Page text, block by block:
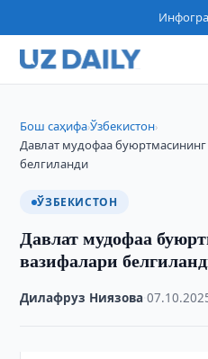
Бош саҳифа›Ўзбекистон›
Давлат мудофаа
белгиланди
ЎЗБЕКИСТОН
Давлат мудофаа
вазифалари
Дилафруз Ниязова ·